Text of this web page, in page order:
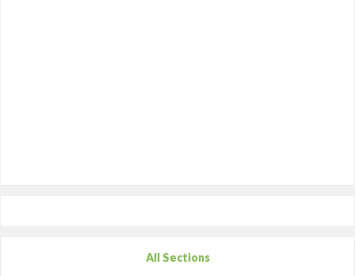
All Sections